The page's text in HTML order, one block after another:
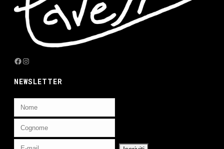
Facebook
Instagram
NEWSLETTER